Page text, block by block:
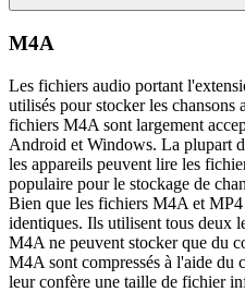
M4A
Les fichiers audio portant
utilisés pour stocker les chansons
fichiers M4A sont largement
Android et Windows. La plupart
les appareils peuvent lire les
populaire pour le stockage de
Bien que les fichiers M4A et
identiques. Ils utilisent tous deux
M4A ne peuvent stocker que du
M4A sont compressés à l'aide
leur confère une taille de fichier